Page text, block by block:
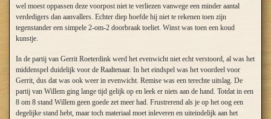
wel moest oppassen deze voorpost niet te verliezen vanwege een minder aantal
verdedigers dan aanvallers. Echter diep hoefde hij niet te rekenen toen zijn
tegenstander een simpele 2-om-2 doorbraak toeliet. Winst was toen een koud
kunstje.
In de partij van Gerrit Roeterdink werd het evenwicht niet echt verstoord, al was het
middenspel duidelijk voor de Raaltenaar. In het eindspel was het voordeel voor
Gerrit, dus dat was ook weer in evenwicht. Remise was een terechte uitslag. De
partij van Willem ging lange tijd gelijk op en leek er niets aan de hand. Totdat in een
8 om 8 stand Willem geen goede zet meer had. Frustrerend als je op het oog een
degelijke stand hebt, maar toch materiaal moet inleveren en uiteindelijk aan het